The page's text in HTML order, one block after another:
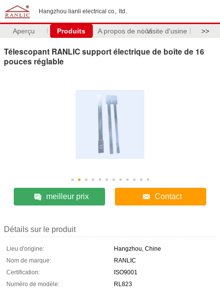
Hangzhou lianli electrical co,. ltd.
Aperçu Produits A propos de nousVisite d'usine >>
Télescopant RANLIC support électrique de boîte de 16
pouces réglable
meilleur prix Contact
Détails sur le produit
Lieu d'origine:
Hangzhou, Chine
Nom de marque:
RANLIC
Certification:
ISO9001
Numéro de modèle:
RL823